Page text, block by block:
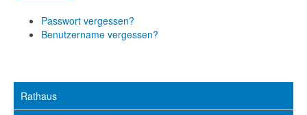
Passwort vergessen?
Benutzername vergessen?
Rathaus